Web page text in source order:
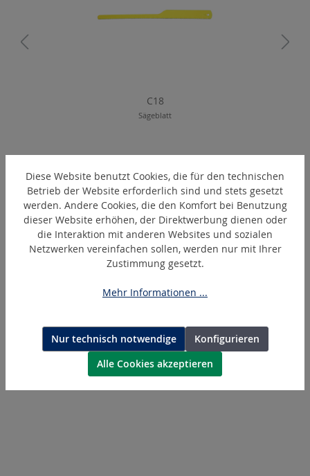
C18
Sägeblatt
Produktgalerie überspringen
Ähnliche Artikel
5075
Sägeblattführung
Diese Website benutzt Cookies, die für den technischen
Betrieb der Website erforderlich sind und stets gesetzt
werden. Andere Cookies, die den Komfort bei Benutzung
dieser Website erhöhen, der Direktwerbung dienen oder
die Interaktion mit anderen Websites und sozialen
Netzwerken vereinfachen sollen, werden nur mit Ihrer
Zustimmung gesetzt.
Mehr Informationen ...
Nur technisch notwendige
Konfigurieren
Alle Cookies akzeptieren